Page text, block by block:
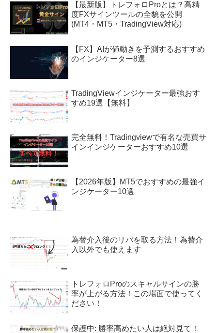
【最新版】トレフォロProとは？高精
度FXサインツールの全貌を公開
(MT4・MT5・TradingView対応)
【FX】AIが値動きを予測するおすすめ
のインジケーター8選
TradingViewインジケーター最強おす
すめ19選【無料】
完全無料！Tradingviewで有名な売買サ
インインジケーターおすすめ10選
【2026年版】MT5でおすすめの最強イ
ンジケーター10選
為替介入後のリバを取る方法！為替介
入以外でも使えます
トレフォロProのスキャルサインの勝
率が上がる方法！この場面で使ってく
ださい！
保護中: 勝率高めたい人は絶対見て！